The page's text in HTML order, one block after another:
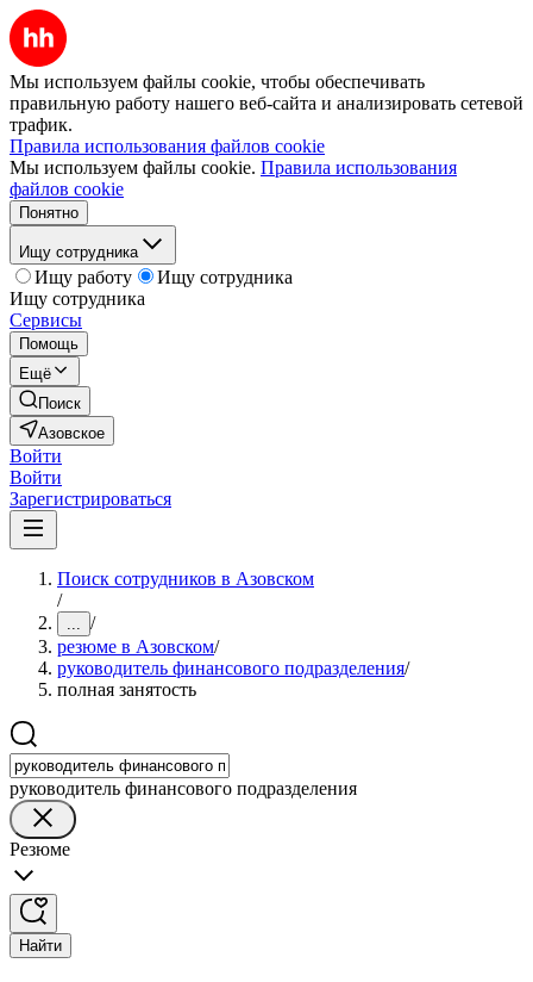
Мы используем файлы cookie, чтобы обеспечивать
правильную работу нашего веб-сайта и анализировать сетевой
трафик.
Правила использования файлов cookie
Мы используем файлы cookie. Правила использования
файлов cookie
Понятно
Ищу сотрудника
Ищу работу
Ищу сотрудника
Ищу сотрудника
Сервисы
Помощь
Ещё
Поиск
Азовское
Войти
Войти
Зарегистрироваться
Поиск сотрудников в Азовском
/
... /
резюме в Азовском/
руководитель финансового подразделения/
полная занятость
руководитель финансового подразделения
Резюме
Найти